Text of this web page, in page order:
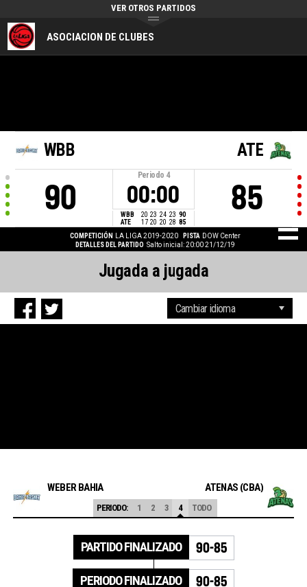
ASOCIACION DE CLUBES
VER OTROS PARTIDOS
WBB
90
Periodo 4
00:00
WBB 20 23 24 23 90
ATE
17 20 20 28 85
ATE
85
COMPETICIÓN LA LIGA 2019-2020 PISTA DOW Center
DETALLES DEL PARTIDO Salto inicial: 20:00 21/12/19
Jugada a jugada
WEBER BAHIA ATENAS (CBA)
PERIODO: 1 2 3 4 TODO
PARTIDO FINALIZADO 90-85
PERIODO FINALIZADO 90-85